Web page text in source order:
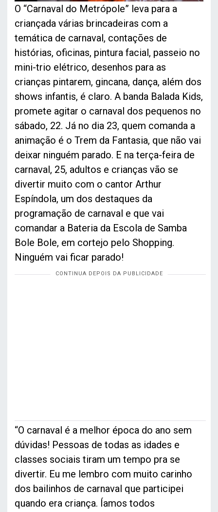
O “Carnaval do Metrópole” leva para a
criançada várias brincadeiras com a
temática de carnaval, contações de
histórias, oficinas, pintura facial, passeio no
mini-trio elétrico, desenhos para as
crianças pintarem, gincana, dança, além dos
shows infantis, é claro. A banda Balada Kids,
promete agitar o carnaval dos pequenos no
sábado, 22. Já no dia 23, quem comanda a
animação é o Trem da Fantasia, que não vai
deixar ninguém parado. E na terça-feira de
carnaval, 25, adultos e crianças vão se
divertir muito com o cantor Arthur
Espíndola, um dos destaques da
programação de carnaval e que vai
comandar a Bateria da Escola de Samba
Bole Bole, em cortejo pelo Shopping.
Ninguém vai ficar parado!
“O carnaval é a melhor época do ano sem
dúvidas! Pessoas de todas as idades e
classes sociais tiram um tempo pra se
divertir. Eu me lembro com muito carinho
dos bailinhos de carnaval que participei
quando era criança. Íamos todos